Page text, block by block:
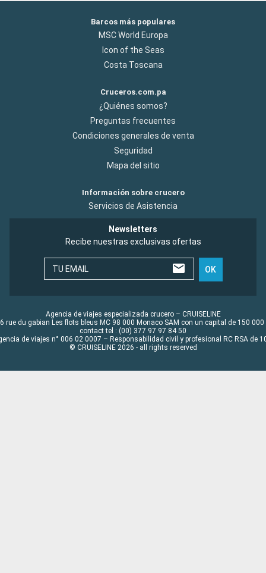
Barcos más populares
MSC World Europa
Icon of the Seas
Costa Toscana
Cruceros.com.pa
¿Quiénes somos?
Preguntas frecuentes
Condiciones generales de venta
Seguridad
Mapa del sitio
Información sobre crucero
Servicios de Asistencia
Newsletters
Recibe nuestras exclusivas ofertas
TU EMAIL OK
Agencia de viajes especializada crucero – CRUISELINE
rue du gabian Les flots bleus MC 98 000 Monaco SAM con un capital de 150 000
contact tel : (00) 377 97 97 84 50
de viajes n° 006 02 0007 – Responsabilidad civil y profesional RC RSA de
© CRUISELINE 2026 - all rights reserved